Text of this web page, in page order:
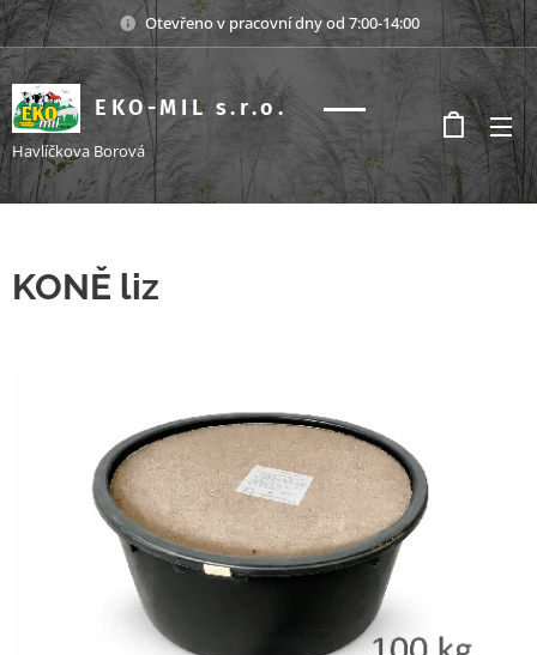
Otevřeno v pracovní dny od 7:00-14:00
EKO-MIL s.r.o.
s.r.o.
Havlíčkova Borová
KONĚ liz